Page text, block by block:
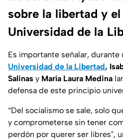
sobre la libertad y
Universidad de la
Es importante señalar, durante
Universidad de la Libertad,
Salinas y María Laura Medina
defensa de este principio
“Del socialismo se sale, solo
y comprometerse sin tener
perdón por querer ser libres",